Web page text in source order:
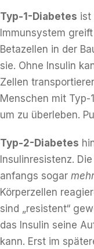
Typ-1-Diabetes ist
Immunsystem
Betazellen in der
sie. Ohne Insulin
Zellen
Menschen mit Typ-
um zu überleben.
Typ-2-Diabetes
Insulinresistenz.
anfangs sogar mehr
Körperzellen
sind „resistent“
das Insulin seine
kann. Erst im